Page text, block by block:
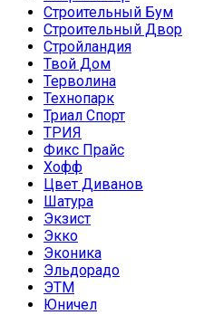
Строительный Бум
Строительный Двор
Стройландия
Твой Дом
Терволина
Технопарк
Триал Спорт
ТРИЯ
Фикс Прайс
Хофф
Цвет Диванов
Шатура
Экзист
Экко
Эконика
Эльдорадо
ЭТМ
Юничел